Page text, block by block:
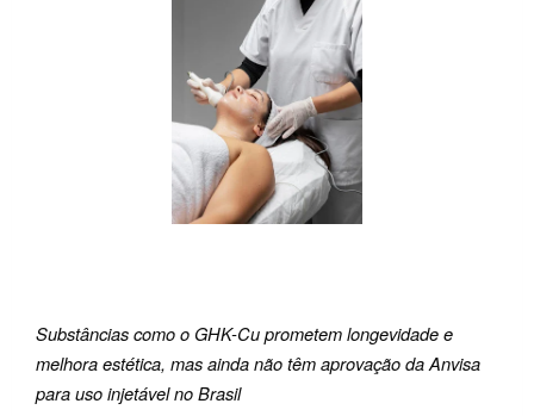
Substâncias como o GHK-Cu prometem longevidade e
melhora estética, mas ainda não têm aprovação da Anvisa
para uso injetável no Brasil